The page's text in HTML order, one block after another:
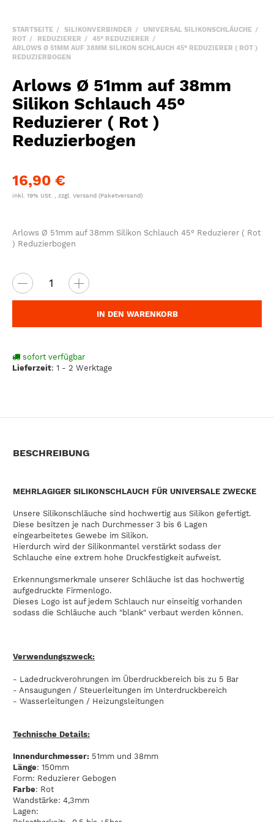
STARTSEITE SILIKONVERBINDER
UNIVERSAL SILIKONSCHLÄUCHE
ROT
REDUZIERER
45° REDUZIERER
ARLOWS Ø 51MM AUF 38MM SILIKON SCHLAUCH 45° REDUZIERER ( ROT )
REDUZIERBOGEN
Arlows Ø 51mm auf 38mm
Silikon Schlauch 45°
Reduzierer ( Rot )
Reduzierbogen
16,90 €
inkl. 19% USt. , zzgl. Versand (Paketversand)
Arlows Ø 51mm auf 38mm Silikon Schlauch 45° Reduzierer ( Rot
) Reduzierbogen
IN DEN WARENKORB
sofort verfügbar
Lieferzeit: 1 - 2 Werktage
BESCHREIBUNG
MEHRLAGIGER SILIKONSCHLAUCH FÜR UNIVERSALE ZWECKE
Unsere Silikonschläuche sind hochwertig aus Silikon gefertigt.
Diese besitzen je nach Durchmesser 3 bis 6 Lagen
eingearbeitetes Gewebe im Silikon.
Hierdurch wird der Silikonmantel verstärkt sodass der
Schlauche eine extrem hohe Druckfestigkeit aufweist.
Erkennungsmerkmale unserer Schläuche ist das hochwertig
aufgedruckte Firmenlogo.
Dieses Logo ist auf jedem Schlauch nur einseitig vorhanden
sodass die Schläuche auch "blank" verbaut werden können.
Verwendungszweck:
- Ladedruckverohrungen im Überdruckbereich bis zu 5 Bar
- Ansaugungen / Steuerleitungen im Unterdruckbereich
- Wasserleitungen / Heizungsleitungen
Technische Details:
Innendurchmesser: 51mm und 38mm
Länge: 150mm
Form: Reduzierer Gebogen
Farbe: Rot
Wandstärke: 4,3mm
Lagen: